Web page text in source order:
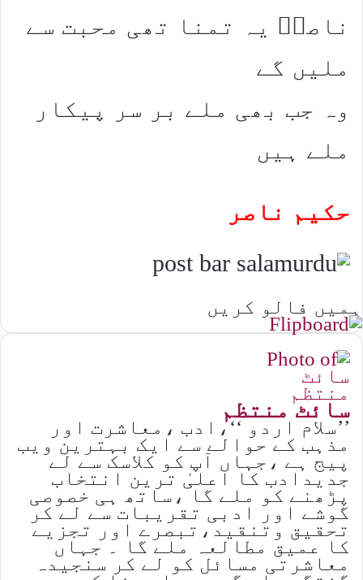
ناصرؔ یہ تمنا تھی محبت سے
ملیں گے
وہ جب بھی ملے بر سر پیکار
ملے ہیں
حکیم ناصر
ہمیں فالو کریں
سائٹ منتظم
’’سلام اردو ‘‘،ادب ،معاشرت اور
مذہب کے حوالے سے ایک بہترین ویب
پیج ہے ،جہاں آپ کو کلاسک سے لے
جدیدادب کا اعلیٰ ترین انتخاب
پڑھنے کو ملے گا ،ساتھ ہی خصوصی
گوشے اور ادبی تقریبات سے لے کر
تحقیق وتنقید،تبصرے اور تجزیے
کا عمیق مطالعہ ملے گا ۔ جہاں
معاشرتی مسائل کو لے کر سنجیدہ